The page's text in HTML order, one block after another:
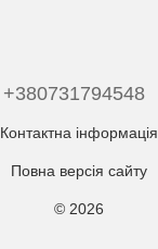
+380731794548
Контактна інформація
Повна версія сайту
© 2026